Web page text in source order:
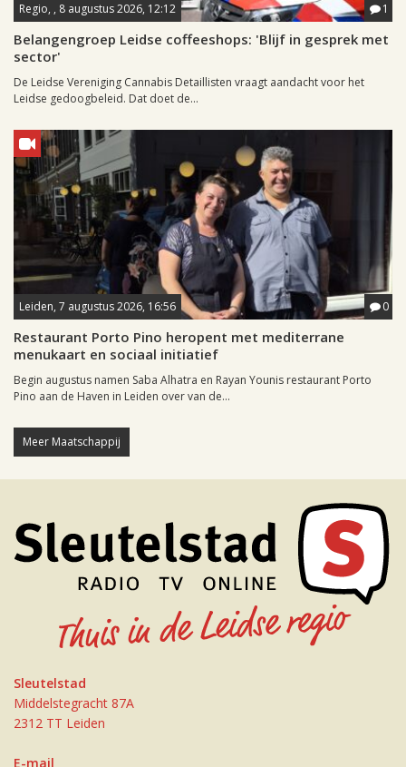
Regio, , 8 augustus 2026, 12:12 1
Belangengroep Leidse coffeeshops: 'Blijf in gesprek met
sector'
De Leidse Vereniging Cannabis Detaillisten vraagt aandacht voor het
Leidse gedoogbeleid. Dat doet de...
Leiden, 7 augustus 2026, 16:56 0
Restaurant Porto Pino heropent met mediterrane
menukaart en sociaal initiatief
Begin augustus namen Saba Alhatra en Rayan Younis restaurant Porto
Pino aan de Haven in Leiden over van de...
Meer Maatschappij
Sleutelstad
Middelstegracht 87A
2312 TT Leiden
E-mail